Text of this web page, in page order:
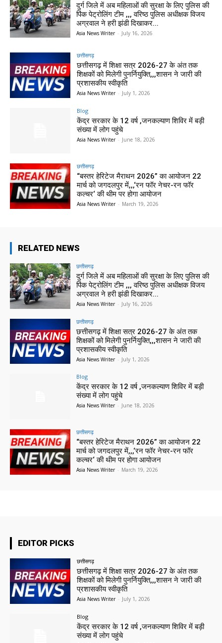
दुर्ग जिले में अब महिलाओं की सुरक्षा के लिए पुलिस की
पिंक पेट्रोलिंग टीम ,,, वरिष्ठ पुलिस अधीक्षक विजय
अग्रवाल ने हरी झंडी दिखाकर...
Asia News Writer - July 16, 2026
छत्तीसगढ़
छत्तीसगढ़ में शिक्षा सत्र 2026-27 के अंत तक
शिक्षकों को मिलेगी पुनर्नियुक्ति,,,शासन ने जारी की
प्रशासकीय स्वीकृति
Asia News Writer - July 1, 2026
Blog
केंद्र सरकार के 12 वर्ष ,जनकल्याण शिविर में बड़ी
संख्या में लोग पहुंचे
Asia News Writer - June 18, 2026
छत्तीसगढ़
“बस्तर हेरिटेज मैराथन 2026” का आयोजन 22
मार्च को जगदलपुर में,,,‘रन फॉर नेचर-रन फॉर
कल्चर‘ की थीम पर होगा आयोजन
Asia News Writer - March 19, 2026
RELATED NEWS
छत्तीसगढ़
दुर्ग जिले में अब महिलाओं की सुरक्षा के लिए पुलिस की
पिंक पेट्रोलिंग टीम ,,, वरिष्ठ पुलिस अधीक्षक विजय
अग्रवाल ने हरी झंडी दिखाकर...
Asia News Writer - July 16, 2026
छत्तीसगढ़
छत्तीसगढ़ में शिक्षा सत्र 2026-27 के अंत तक
शिक्षकों को मिलेगी पुनर्नियुक्ति,,,शासन ने जारी की
प्रशासकीय स्वीकृति
Asia News Writer - July 1, 2026
Blog
केंद्र सरकार के 12 वर्ष ,जनकल्याण शिविर में बड़ी
संख्या में लोग पहुंचे
Asia News Writer - June 18, 2026
छत्तीसगढ़
“बस्तर हेरिटेज मैराथन 2026” का आयोजन 22
मार्च को जगदलपुर में,,,‘रन फॉर नेचर-रन फॉर
कल्चर‘ की थीम पर होगा आयोजन
Asia News Writer - March 19, 2026
EDITOR PICKS
छत्तीसगढ़
छत्तीसगढ़ में शिक्षा सत्र 2026-27 के अंत तक
शिक्षकों को मिलेगी पुनर्नियुक्ति,,,शासन ने जारी की
प्रशासकीय स्वीकृति
Asia News Writer - July 1, 2026
Blog
केंद्र सरकार के 12 वर्ष ,जनकल्याण शिविर में बड़ी
संख्या में लोग पहुंचे